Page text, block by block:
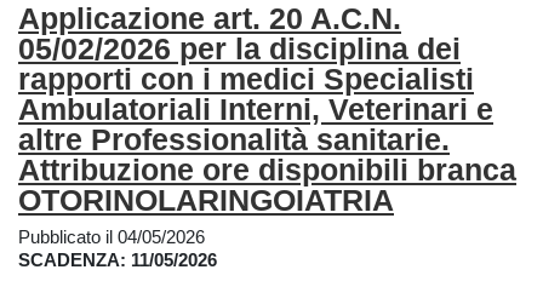
Applicazione art. 20 A.C.N.
05/02/2026 per la disciplina dei
rapporti con i medici Specialisti
Ambulatoriali Interni, Veterinari e
altre Professionalità sanitarie.
Attribuzione ore disponibili branca
OTORINOLARINGOIATRIA
Pubblicato il 04/05/2026
SCADENZA: 11/05/2026